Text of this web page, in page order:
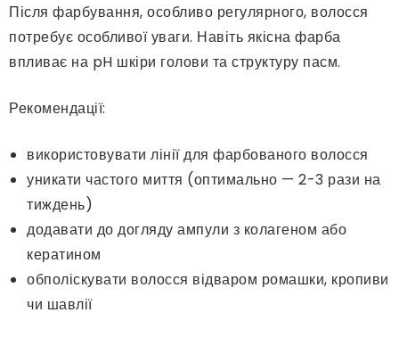
Після фарбування, особливо регулярного, волосся
потребує особливої уваги. Навіть якісна фарба
впливає на pH шкіри голови та структуру пасм.
Рекомендації:
використовувати лінії для фарбованого волосся
уникати частого миття (оптимально — 2-3 рази на
тиждень)
додавати до догляду ампули з колагеном або
кератином
обполіскувати волосся відваром ромашки, кропиви
чи шавлії